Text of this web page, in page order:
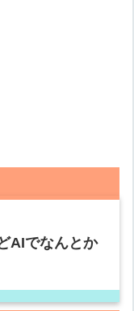
AIでなんとか